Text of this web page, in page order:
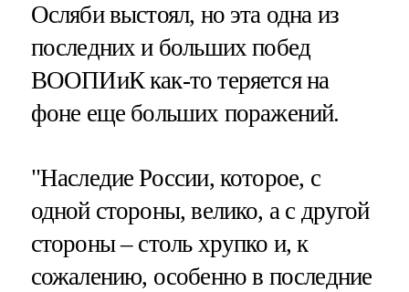
Осляби выстоял, но эта одна из
последних и больших побед
ВООПИиК как-то теряется на
фоне еще больших поражений.
"Наследие России, которое, с
одной стороны, велико, а с другой
стороны – столь хрупко и, к
сожалению, особенно в последние